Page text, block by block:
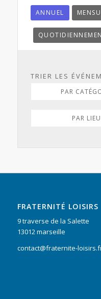
ANNUEL
TRIER LES
PAR
PAR
FRATERNITÉ LOISIRS
9 traverse de la Salette
13012 marseille
contact@fraternite-